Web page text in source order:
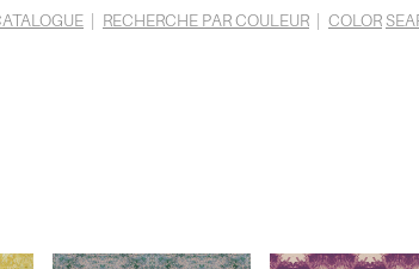
| RECHERCHE PAR COULEUR| COLOR